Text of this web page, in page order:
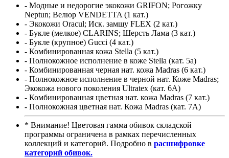
- Модные и недорогие экокожи GRIFON; Рогожку
Neptun; Велюр VENDETTA (1 кат.)
- Экокожи Oracul; Иск. замшу FLEX (2 кат.)
- Букле (мелкое) CLARINS; Шерсть Лама (3 кат.)
- Букле (крупное) Gucci (4 кат.)
- Комбинированная кожа Stella (5 кат.)
- Полнокожное исполнение в коже Stella (кат. 5а)
- Комбинированная черная нат. кожа Madras (6 кат.)
- Полнокожное исполнение в черной нат. Коже Madras;
Экокожа нового поколения Ultratex (кат. 6A)
- Комбинированная цветная нат. кожа Madras (7 кат.)
- Полнокожная цветная нат. Кожа Madras (кат. 7А)
* Внимание! Цветовая гамма обивок складской
программы ограничена в рамках перечисленных
коллекций и категорий. Подробно в расшифровке
категорий обивок.